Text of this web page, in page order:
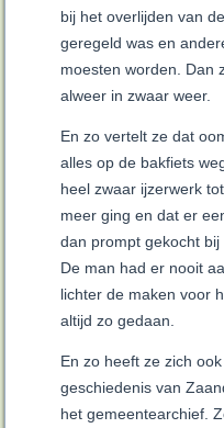
bij het overlijden van
geregeld was en
moesten worden. Dan
alweer in zwaar weer.
En zo vertelt ze dat
alles op de bakfiets
heel zwaar ijzerwerk
meer ging en dat er
dan prompt gekocht
De man had er nooit
lichter de maken voor
altijd zo gedaan.
En zo heeft ze zich
geschiedenis van
het gemeentearchief.